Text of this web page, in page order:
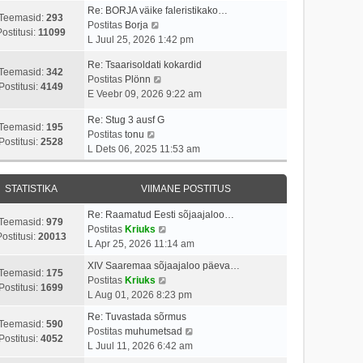
i
u
t
p
o
t
i
u
t
a
o
t
s
v
m
a
t
o
t
i
t
u
s
t
293
11099
Re: BORJA väike faleristikako…
Postitas Borja
a
t
a
v
i
a
t
o
s
t
t
u
s
t
L Juul 25, 2026 1:42 pm
342
Postitusi: 4149
Re: Tsaarisoldati kokardid
Postitas Plönn
a
t
v
i
m
a
s
o
s
t
i
t
u
E Veebr 09, 2026 9:22 am
195
Postitusi: 2528
Re: Stug 3 ausf G
Postitas tonu
a
a
t
a
v
i
m
a
s
t
o
s
t
L Dets 06, 2025 11:53 am
STATISTIKA VIIMANE POSTITUS
979
20013
Re: Raamatud Eesti sõjaajaloo…
Postitas Kriuks
a
t
v
i
i
m
L Apr 25, 2026 11:14 am
175
Postitusi: 1699
XIV Saaremaa sõjaajaloo päeva…
Postitas Kriuks
a
t
a
v
L Aug 01, 2026 8:23 pm
590
Postitusi: 4052
Re: Tuvastada sõrmus
Postitas muhumetsad
L Juul 11, 2026 6:42 am